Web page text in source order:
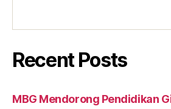
Recent Posts
MBG Mendorong Pendidikan